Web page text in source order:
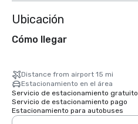
Ubicación
Cómo llegar
Distance from airport 15 mi
Estacionamiento en el área
Servicio de estacionamiento gratuito
Servicio de estacionamiento pago
Estacionamiento para autobuses